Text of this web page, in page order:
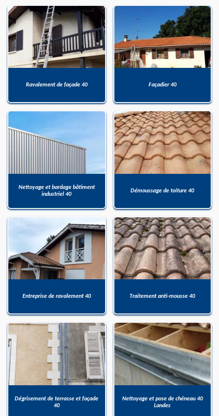
Ravalement de façade 40 Façadier 40
Nettoyage et bardage bâtiment
industriel 40
Démoussage de toiture 40
Entreprise de ravalement 40 Traitement anti-mousse 40
Dégrisement de terrasse et façade
40
Nettoyage et pose de chéneau 40
Landes